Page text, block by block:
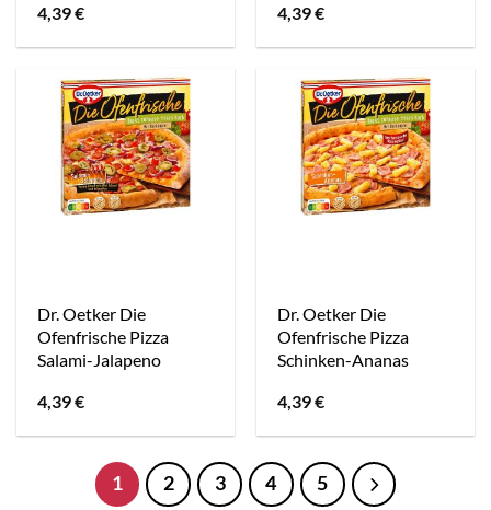
4,39€
4,39€
Dr. Oetker Die
Ofenfrische Pizza
Salami-Jalapeno
4,39€
Dr. Oetker Die
Ofenfrische Pizza
Schinken-Ananas
4,39€
1 2 3 4 5